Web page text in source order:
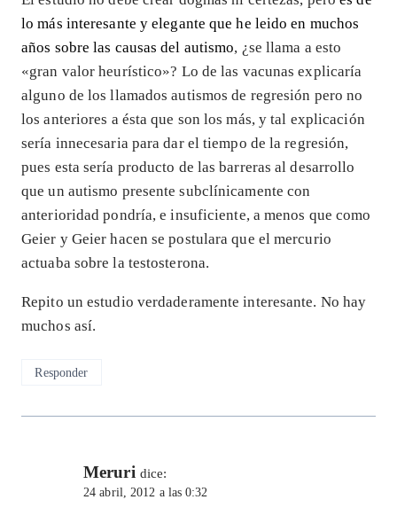
lo más interesante y elegante que he leido en muchos
años sobre las causas del autismo, ¿se llama a esto
«gran valor heurístico»? Lo de las vacunas explicaría
alguno de los llamados autismos de regresión pero no
los anteriores a ésta que son los más, y tal explicación
sería innecesaria para dar el tiempo de la regresión,
pues esta sería producto de las barreras al desarrollo
que un autismo presente subclínicamente con
anterioridad pondría, e insuficiente, a menos que como
Geier y Geier hacen se postulara que el mercurio
actuaba sobre la testosterona.
Repito un estudio verdaderamente interesante. No hay
muchos así.
Responder
Meruri dice:
24 abril, 2012 a las 0:32